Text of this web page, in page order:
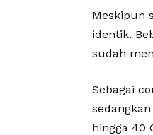
Meskipun
identik.
sudah
Sebagai
hingga 40